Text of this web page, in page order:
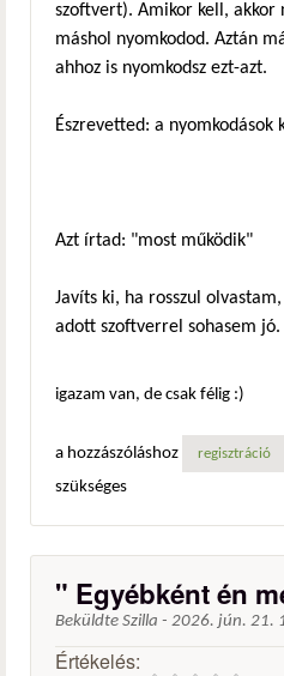
szoftvert). Amikor kell, akkor
máshol nyomkodod. Aztán
ahhoz is nyomkodsz ezt-azt.
Észrevetted: a nyomkodások
Azt írtad: "most működik"
Javíts ki, ha rosszul
adott szoftverrel sohasem jó.
igazam van, de csak félig :)
a hozzászóláshoz regisztráció
szükséges
" Egyébként én
Beküldte Szilla - 2026. jún. 21.
Értékelés: